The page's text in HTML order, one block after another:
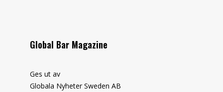
Global Bar Magazine
Ges ut av
Globala Nyheter Sweden AB